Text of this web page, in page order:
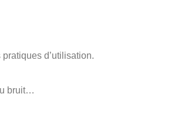
d’utilisation.
bruit…